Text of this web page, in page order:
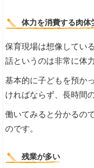
体力を消費する肉体
保育現場は想像してい
話というのは非常に体
基本的に子どもを預か
ければならず、長時間
働いてみると分かるの
のです。
残業が多い